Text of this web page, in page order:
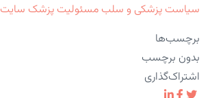
سیاست پزشکی و سلب مسئولیت پزشک سایت
برچسب‌ها
بدون برچسب
اشتراک‌گذاری